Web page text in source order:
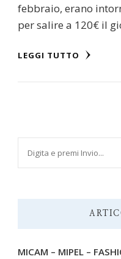
febbraio, erano
per salire a 120€ il
LEGGI TUTTO
MICAM – MIPEL –